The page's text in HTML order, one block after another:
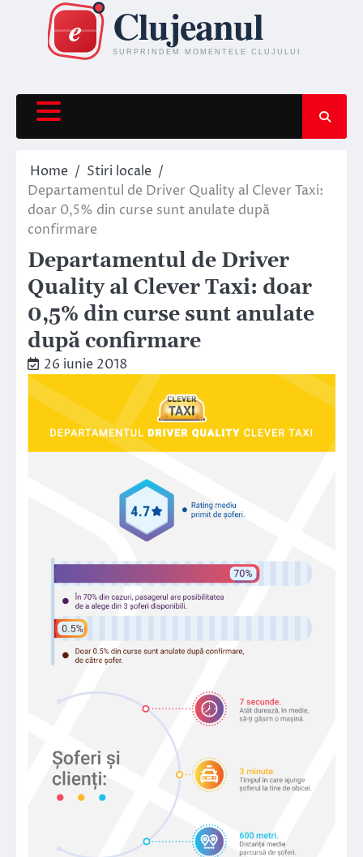
content
Home
Stiri locale
Departamentul de Driver Quality al Clever Taxi:
doar 0,5% din curse sunt anulate după
confirmare
Departamentul de Driver
Quality al Clever Taxi: doar
0,5% din curse sunt anulate
după confirmare
26 iunie 2018